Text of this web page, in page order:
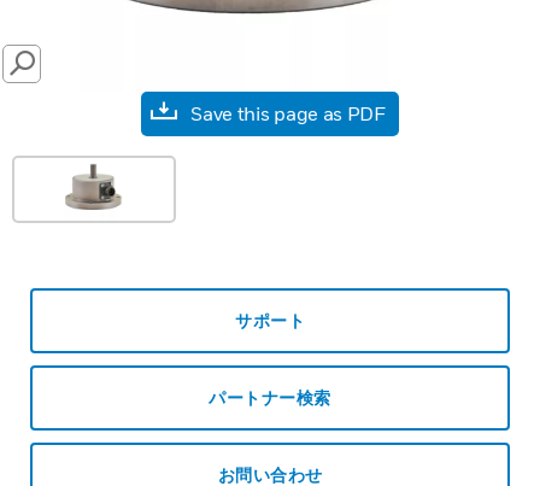
SEARCH
Save this page as PDF
サポート
パートナー検索
お問い合わせ